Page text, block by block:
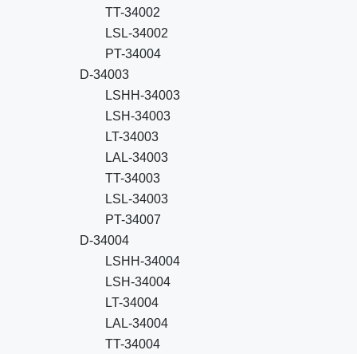
TT-34002
LSL-34002
PT-34004
D-34003
LSHH-34003
LSH-34003
LT-34003
LAL-34003
TT-34003
LSL-34003
PT-34007
D-34004
LSHH-34004
LSH-34004
LT-34004
LAL-34004
TT-34004